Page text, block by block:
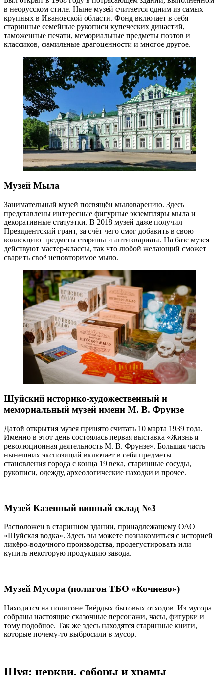
в неорусском стиле. Ныне музей считается одним из самых
крупных в Ивановской области. Фонд включает в себя
старинные семейные рукописи купеческих династий,
таможенные печати, мемориальные предметы поэтов и
классиков, фамильные драгоценности и многое другое.
Музей Мыла
Занимательный музей посвящён мыловарению. Здесь
представлены интересные фигурные экземпляры мыла и
декоративные статуэтки. В 2018 музей даже получил
Президентский грант, за счёт чего смог добавить в свою
коллекцию предметы старины и антиквариата. На базе музея
действуют мастер-классы, так что любой желающий сможет
сварить своё неповторимое мыло.
Шуйский историко-художественный и
мемориальный музей имени М. В. Фрунзе
Датой открытия музея принято считать 10 марта 1939 года.
Именно в этот день состоялась первая выставка «Жизнь и
революционная деятельность М. В. Фрунзе». Большая часть
нынешних экспозиций включает в себя предметы
становления города с конца 19 века, старинные сосуды,
рукописи, одежду, археологические находки и прочее.
Музей Казенный винный склад №3
Расположен в старинном здании, принадлежащему ОАО
«Шуйская водка». Здесь вы можете познакомиться с историей
ликёро-водочного производства, продегустировать или
купить некоторую продукцию завода.
Музей Мусора (полигон ТБО «Кочнево»)
Находится на полигоне Твёрдых бытовых отходов. Из мусора
собраны настоящие сказочные персонажи, часы, фигурки и
тому подобное. Так же здесь находятся старинные книги,
которые почему-то выбросили в мусор.
Шуя: церкви, соборы и храмы